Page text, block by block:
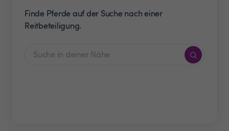
Finde Pferde auf der Suche nach einer
Reitbeteiligung.